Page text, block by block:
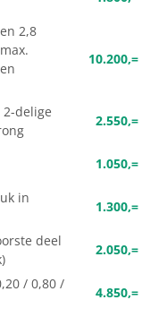
2,8
10.200,=
delige
2.550,=
1.050,=
in
1.300,=
deel
2.050,=
/ 0,80 /
4.850,=